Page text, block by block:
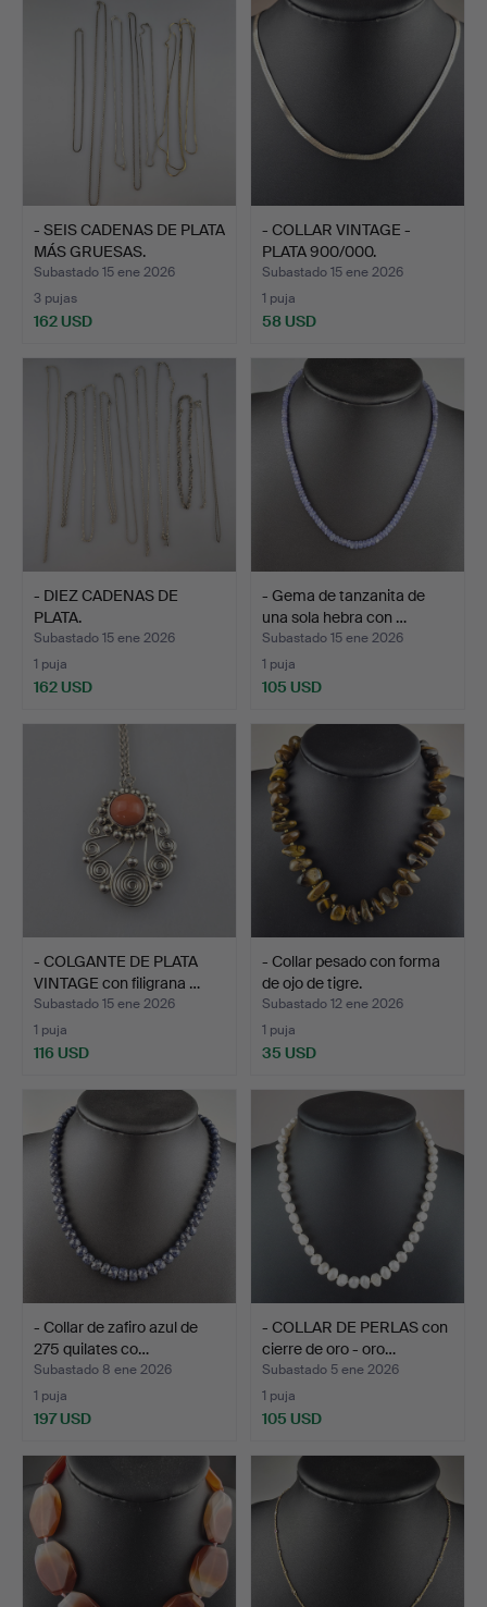
- SEIS CADENAS DE PLATA
MÁS GRUESAS.
Subastado 15 ene 2026
3 pujas
162 USD
- COLLAR VINTAGE -
PLATA 900/000.
Subastado 15 ene 2026
1 puja
58 USD
- DIEZ CADENAS DE
PLATA.
Subastado 15 ene 2026
1 puja
162 USD
- Gema de tanzanita de
una sola hebra con …
Subastado 15 ene 2026
1 puja
105 USD
- COLGANTE DE PLATA
VINTAGE con filigrana …
Subastado 15 ene 2026
1 puja
116 USD
- Collar pesado con forma
de ojo de tigre.
Subastado 12 ene 2026
1 puja
35 USD
- Collar de zafiro azul de
275 quilates co…
Subastado 8 ene 2026
1 puja
197 USD
- COLLAR DE PERLAS con
cierre de oro - oro…
Subastado 5 ene 2026
1 puja
105 USD